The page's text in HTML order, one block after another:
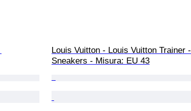
Louis Vuitton - Louis Vuitton Trainer -
Sneakers - Misura: EU 43